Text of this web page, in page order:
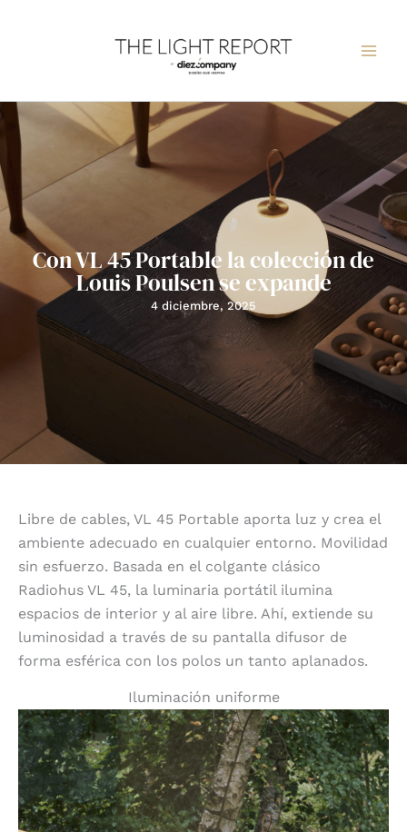
Con VL 45 Portable la colección de
Louis Poulsen se expande
4 diciembre, 2025
Libre de cables, VL 45 Portable aporta luz y crea el
ambiente adecuado en cualquier entorno. Movilidad
sin esfuerzo. Basada en el colgante clásico
Radiohus VL 45, la luminaria portátil ilumina
espacios de interior y al aire libre. Ahí, extiende su
luminosidad a través de su pantalla difusor de
forma esférica con los polos un tanto aplanados.
Iluminación uniforme